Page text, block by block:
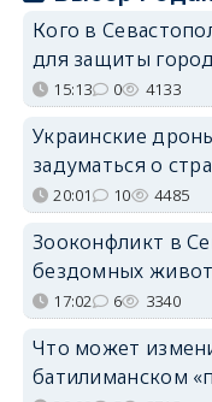
Кого в
для защиты
15:13 0 4133
Украинские
задуматься о
20:01 10 4485
Зооконфликт в
бездомных
17:02 6 3340
Что может
батилиманском